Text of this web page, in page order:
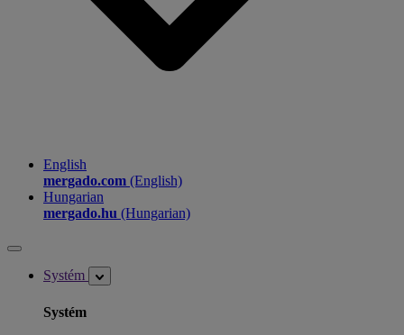
English
mergado.com (English)
Hungarian
mergado.hu (Hungarian)
Systém
Systém